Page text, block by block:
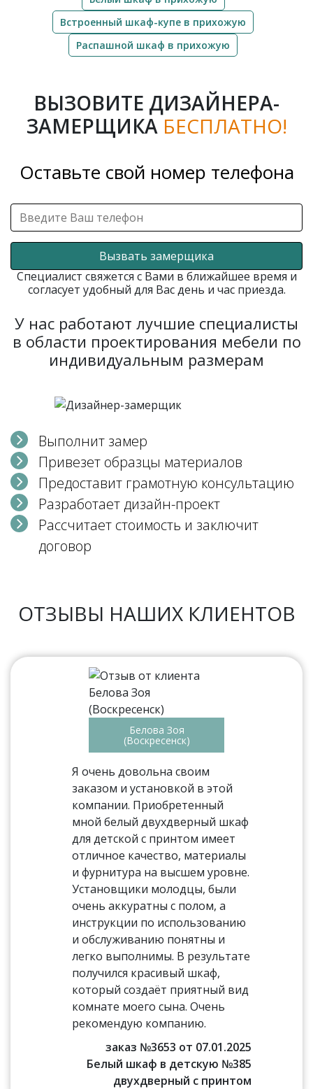
Встроенный шкаф-купе в прихожую
Распашной шкаф в прихожую
ВЫЗОВИТЕ ДИЗАЙНЕРА-
ЗАМЕРЩИКА БЕСПЛАТНО!
Оставьте свой номер телефона
Вызвать замерщика
Специалист свяжется с Вами в ближайшее время и
согласует удобный для Вас день и час приезда.
У нас работают лучшие специалисты
в области проектирования мебели по
индивидуальным размерам
Выполнит замер
Привезет образцы материалов
Предоставит грамотную консультацию
Разработает дизайн-проект
Рассчитает стоимость и заключит
договор
ОТЗЫВЫ НАШИХ КЛИЕНТОВ
Белова Зоя
(Воскресенск)
Я очень довольна своим
заказом и установкой в этой
компании. Приобретенный
мной белый двухдверный шкаф
для детской с принтом имеет
отличное качество, материалы
и фурнитура на высшем уровне.
Установщики молодцы, были
очень аккуратны с полом, а
инструкции по использованию
и обслуживанию понятны и
легко выполнимы. В результате
получился красивый шкаф,
который создаёт приятный вид
комнате моего сына. Очень
рекомендую компанию.
заказ №3653 от 07.01.2025
Белый шкаф в детскую №385
двухдверный с принтом